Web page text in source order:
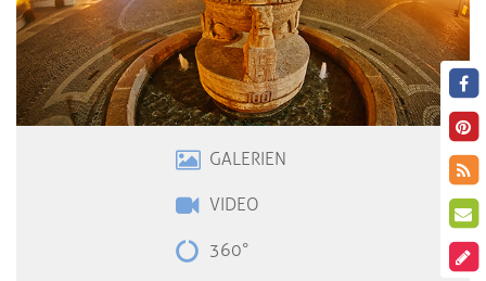
GALERIEN
VIDEO
360°